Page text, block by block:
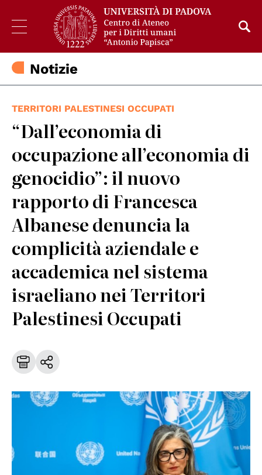
Notizie
TERRITORI PALESTINESI OCCUPATI
“Dall’economia di
occupazione all’economia di
genocidio”: il nuovo
rapporto di Francesca
Albanese denuncia la
complicità aziendale e
accademica nel sistema
israeliano nei Territori
Palestinesi Occupati